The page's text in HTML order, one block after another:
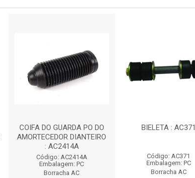
COIFA DO GUARDA PO DO
AMORTECEDOR DIANTEIRO
: AC2414A
Código: AC2414A
Embalagem: PC
Borracha AC
BIELETA : AC371
Código: AC371
Embalagem: PC
Borracha AC